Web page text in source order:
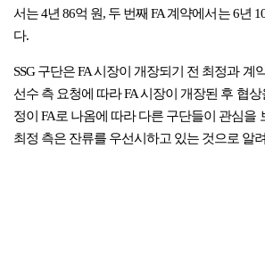
서는 4년 86억 원, 두 번째 FA 계약에서는 6년
다.
SSG 구단은 FA 시장이 개장되기 전 최정과 계
선수 측 요청에 따라 FA 시장이 개장된 후 협
정이 FA로 나옴에 따라 다른 구단들이 관심을
최정 측은 잔류를 우선시하고 있는 것으로 알